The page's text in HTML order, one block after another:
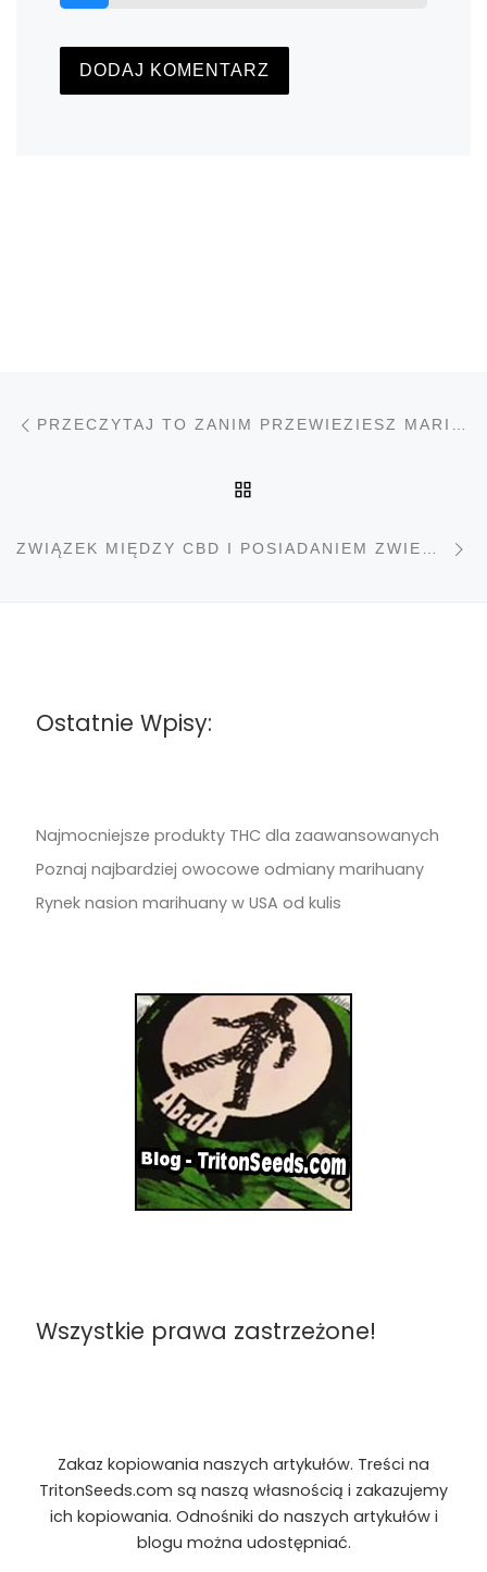
Nawigacja wpisu PRZECZYTAJ TO ZANIM PRZEWIEZIESZ MARIHUANĘ SAMOCHODEM
ZWIĄZEK MIĘDZY CBD I POSIADANIEM ZWIERZĄT DOMOWYCH
Ostatnie Wpisy:
Najmocniejsze produkty THC dla zaawansowanych
Poznaj najbardziej owocowe odmiany marihuany
Rynek nasion marihuany w USA od kulis
Wszystkie prawa zastrzeżone!
Zakaz kopiowania naszych artykułów. Treści na
TritonSeeds.com są naszą własnością i zakazujemy
ich kopiowania. Odnośniki do naszych artykułów i
blogu można udostępniać.